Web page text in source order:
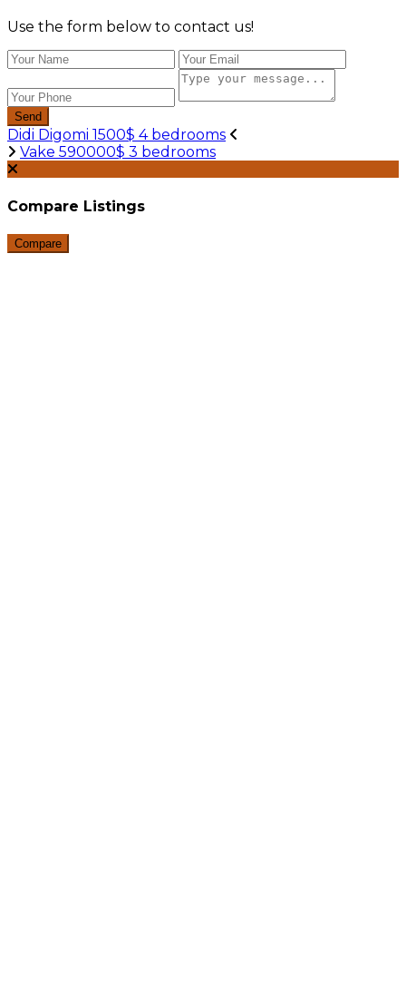
Use the form below to contact us!
Send
Didi Digomi 1500$ 4 bedrooms
Vake 590000$ 3 bedrooms
Compare Listings
Compare